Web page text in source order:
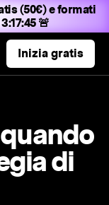
(50€) e formati
🚨
Inizia gratis
di